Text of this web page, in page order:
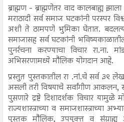
ब्राह्मण - ब्राह्मणेतर वाद कालबाह्य
मराठादी सर्व समाज घटकांनी परस्पर
अशी ते ठामपणे भुमिका घेतात.
समाजासह सर्व घटकांनी
पुनर्रचना करण्याचा विचार रा.ना.
अभिसरणामध्ये मौलिक योगदान आहे.
प्रस्तुत पुस्तकातील रा .नां.चे सर्व ३९
असली तरी विषयाचे सर्वांगीण आकलन,
पुसणारे द्रष्टे दिशादर्शक विचार
राज्यशास्त्राच्या व समाजशास्त्राच्या
पुस्तक मौलिक, उपयुक्त व संग्राह्य